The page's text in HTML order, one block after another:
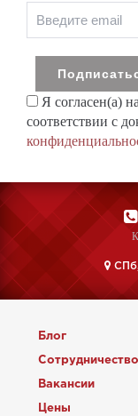
Я согласен(а)
соответствии с
CПб,
Блог
Сотрудничество
Вакансии
Цены